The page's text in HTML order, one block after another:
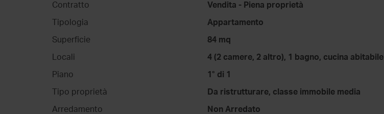
Contratto Vendita - Piena proprietà
Tipologia Appartamento
Superficie 84 mq
Locali 4 (2 camere, 2 altro), 1 bagno, cucina abitabile
Piano 1° di 1
Tipo proprietà Da ristrutturare, classe immobile media
Arredamento Non Arredato